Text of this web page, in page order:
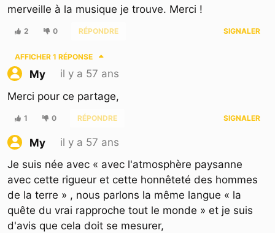
merveille à la musique je trouve. Merci !
2 0 RÉPONDRE SIGNALER
AFFICHER 1 RÉPONSE
My
il y a 57 ans
Merci pour ce partage,
1 0 RÉPONDRE SIGNALER
My
il y a 57 ans
Je suis née avec « avec l'atmosphère paysanne
avec cette rigueur et cette honnêteté des hommes
de la terre » , nous parlons la même langue « la
quête du vrai rapproche tout le monde » et je suis
d'avis que cela doit se mesurer,